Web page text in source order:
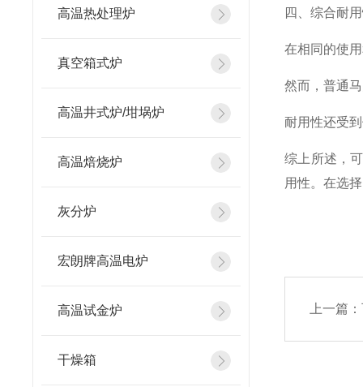
高温热处理炉
真空箱式炉
高温井式炉/坩埚炉
高温焙烧炉
灰分炉
宏朗牌高温电炉
高温试金炉
干燥箱
四、综合耐
在相同的使
然而，普通
耐用性还受
综上所述，
用性。在选
上一篇：